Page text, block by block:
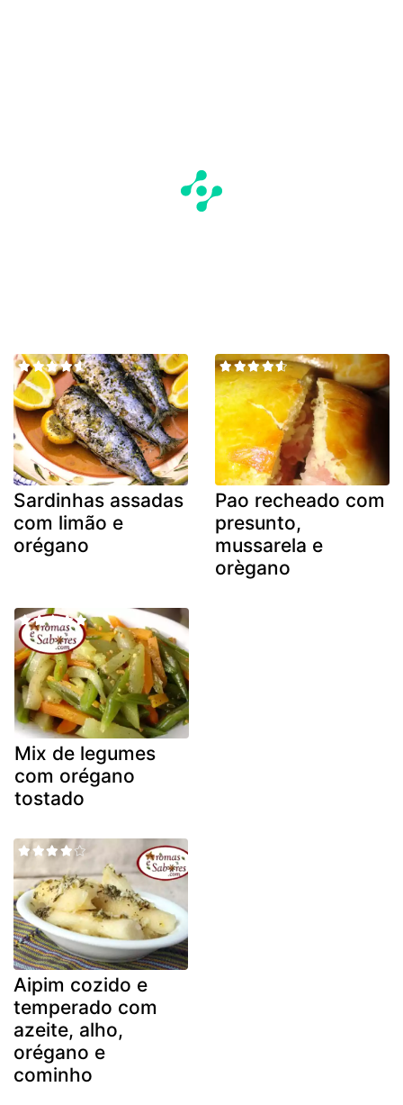
Sardinhas assadas
com limão e
orégano
Pao recheado com
presunto,
mussarela e
orègano
Mix de legumes
com orégano
tostado
Aipim cozido e
temperado com
azeite, alho,
orégano e
cominho